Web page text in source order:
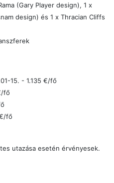
(Gary Player design), 1 x
design) és 1 x Thracian Cliffs
15. - 1.135 €/fő
fő
fő
utazása esetén érvényesek.